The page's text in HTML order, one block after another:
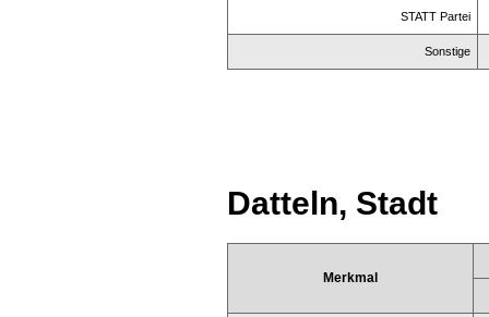
STATT Partei
Sonstige
Datteln, Stadt
Merkmal